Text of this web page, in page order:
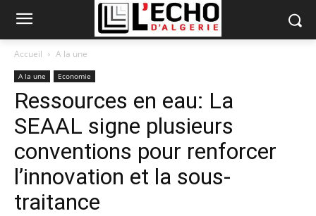
Accueil A la une
A la une Economie
Ressources en eau: La
SEAAL signe plusieurs
conventions pour renforcer
l’innovation et la sous-
traitance